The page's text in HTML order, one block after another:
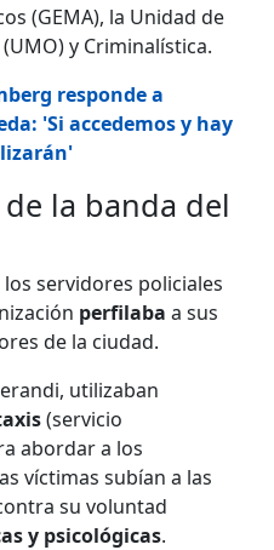
(GEMA), la Unidad de
y Criminalística.
responde a
'Si accedemos y hay
la banda del
servidores policiales
perfilaba a sus
de la ciudad.
utilizaban
(servicio
abordar a los
víctimas subían a las
su voluntad
y psicológicas.